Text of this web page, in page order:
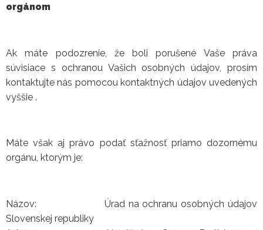
orgánom
Ak máte podozrenie, že boli porušené Vaše práva
súvisiace s ochranou Vašich osobných údajov, prosím
kontaktujte nás pomocou kontaktných údajov uvedených
vyššie .
Máte však aj právo podať sťažnosť priamo dozornému
orgánu, ktorým je:
Názov: Úrad na ochranu osobných údajov
Slovenskej republiky